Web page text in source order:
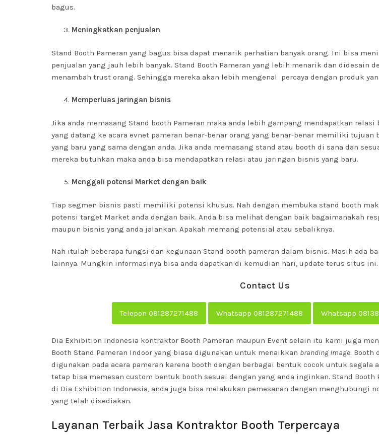
bagus.
Meningkatkan penjualan
Stand Booth Pameran yang bagus bisa dapat menarik perhatian banyak orang. Ini bisa
penjualan yang jauh lebih banyak. Stand Booth Pameran yang lebih menarik dan didesain
menambah trust orang. Sehingga mereka akan lebih mengenal percaya dengan produk
Memperluas jaringan bisnis
Jika anda memasang Stand booth Pameran maka anda lebih gampang mendapatkan relasi
yang datang ke acara evnet pameran benar-benar orang yang benar-benar memiliki tujuan
yang baru yang sama dengan anda. Jika anda memasang stand atau booth di sana dan
mereka butuhkan maka anda bisa mendapatkan relasi atau jaringan bisnis yang baru.
Menggali potensi Market dengan baik
Tiap segmen bisnis pasti memiliki potensi khusus. Nah dengan membuka stand booth
potensi target Market anda dengan baik. Anda bisa melihat dengan baik bagaimanakah
maupun bisnis yang anda jalankan. Apakah memang potensial atau sebaliknya.
Nah itulah beberapa fungsi dan kegunaan Stand booth pameran dalam bisnis. Masih ada
lainnya. Mungkin informasinya bisa anda dapatkan di kemudian hari, update terus situs ini.
Contact Us
Telepon 081287271488 Whatsapp 081287271488 Whatsapp
Dia Exhibition Indonesia kontraktor Booth Pameran maupun Event selain itu kami juga
Booth Stand Pameran Indoor yang biasa digunakan untuk menaikkan branding image. Booth
digunakan pada acara pameran karena booth dengan berbagai bentuk cocok untuk segala
tetap bisa memesan custom bentuk booth sesuai dengan yang anda inginkan. Stand Booth
di Dia Exhibition Indonesia, anda juga bisa melakukan pemesanan dengan menghubungi
yang telah disediakan.
Layanan Terbaik Jasa Kontraktor Booth Terpercaya